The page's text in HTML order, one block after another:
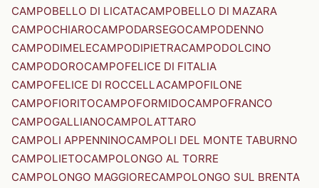
CAMPOBELLO DI LICATACAMPOBELLO DI MAZARA
CAMPOCHIAROCAMPODARSEGOCAMPODENNO
CAMPODIMELECAMPODIPIETRACAMPODOLCINO
CAMPODOROCAMPOFELICE DI FITALIA
CAMPOFELICE DI ROCCELLACAMPOFILONE
CAMPOFIORITOCAMPOFORMIDOCAMPOFRANCO
CAMPOGALLIANOCAMPOLATTARO
CAMPOLI APPENNINOCAMPOLI DEL MONTE TABURNO
CAMPOLIETOCAMPOLONGO AL TORRE
CAMPOLONGO MAGGIORECAMPOLONGO SUL BRENTA